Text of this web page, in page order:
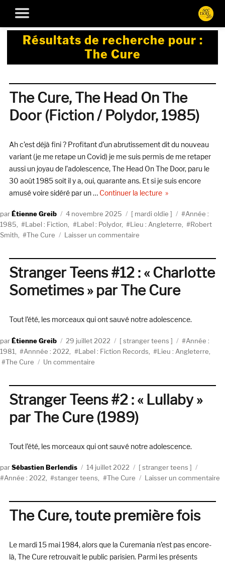
Résultats de recherche pour :
The Cure
The Cure, The Head On The
Door (Fiction / Polydor, 1985)
Ah c’est déjà fini ? Profitant d’un abrutissement dit du nouveau
variant (je me retape un Covid) je me suis permis de me retaper
aussi un joyau de l’adolescence, The Head On The Door, paru le
30 août 1985 soit il y a, oui, quarante ans. Et si je suis encore
amusé voire sidéré par un … Continuer la lecturede « The Cure, The
AuteurÉtienne Greib
Publié
le
4 novembre 2025 Catégories
mardi oldie Étiquettes
Année :
1985
Label : Fiction Label : Polydor, Lieu : Angleterre
Robert
Smith
The Cure Laisser un commentaire
Head
On
The
(Fiction
Polydor,
1985)
Stranger Teens #12 : « Charlotte
Sometimes » par The Cure
Tout l’été, les morceaux qui ont sauvé notre adolescence.
AuteurÉtienne Greib
Publié
le
29 juillet 2022 Catégories
stranger teens Étiquettes
Année :
1981
Annnée : 2022 Label : Fiction Records Lieu : Angleterre
The Cure
Un commentaire
:
« Charlotte
Sometimes »
The
Stranger Teens #2 : « Lullaby »
par The Cure (1989)
Tout l’été, les morceaux qui ont sauvé notre adolescence.
AuteurSébastien Berlendis
Publié
le
14 juillet 2022 Catégories
stranger teens
Année : 2022
stanger teens The Cure Laisser un commentaire
The Cure, toute première fois
Le mardi 15 mai 1984, alors que la Curemania n’est pas encore-
là, The Cure retrouvait le public parisien. Parmi les présents